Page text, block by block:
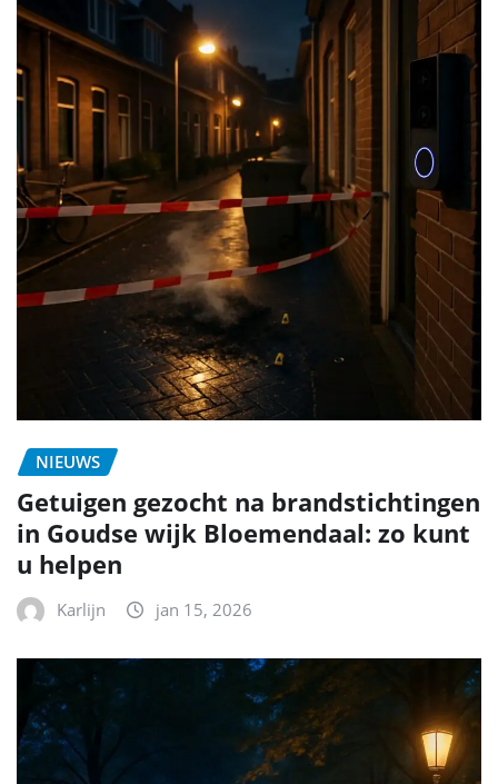
NIEUWS
Getuigen gezocht na brandstichtingen
in Goudse wijk Bloemendaal: zo kunt
u helpen
Karlijn jan 15, 2026